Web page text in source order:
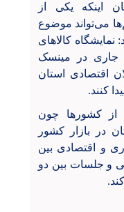
اینکه یکی از
می‌تواند موضوع
نمایشگاه کالاهای
جاری در مینسک
اقتصادی استان
کنند.
از کشورها چون
در بازار کشور
و اقتصادی بین
و جلسات بین دو